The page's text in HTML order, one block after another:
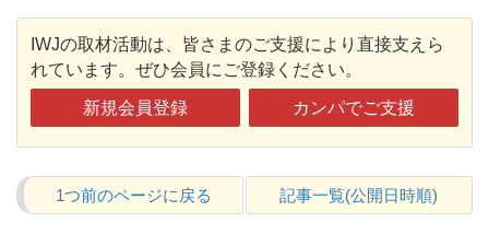
IWJの取材活動は、皆さまのご支援により直接支えら
れています。ぜひ会員にご登録ください。
新規会員登録 カンパでご支援
1つ前のページに戻る 記事一覧(公開日時順)